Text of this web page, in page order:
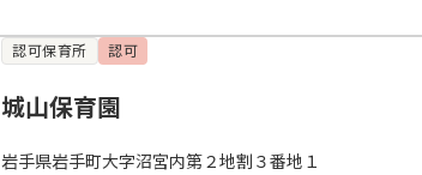
認可保育所 認可
城山保育園
岩手県岩手町大字沼宮内第２地割３番地１